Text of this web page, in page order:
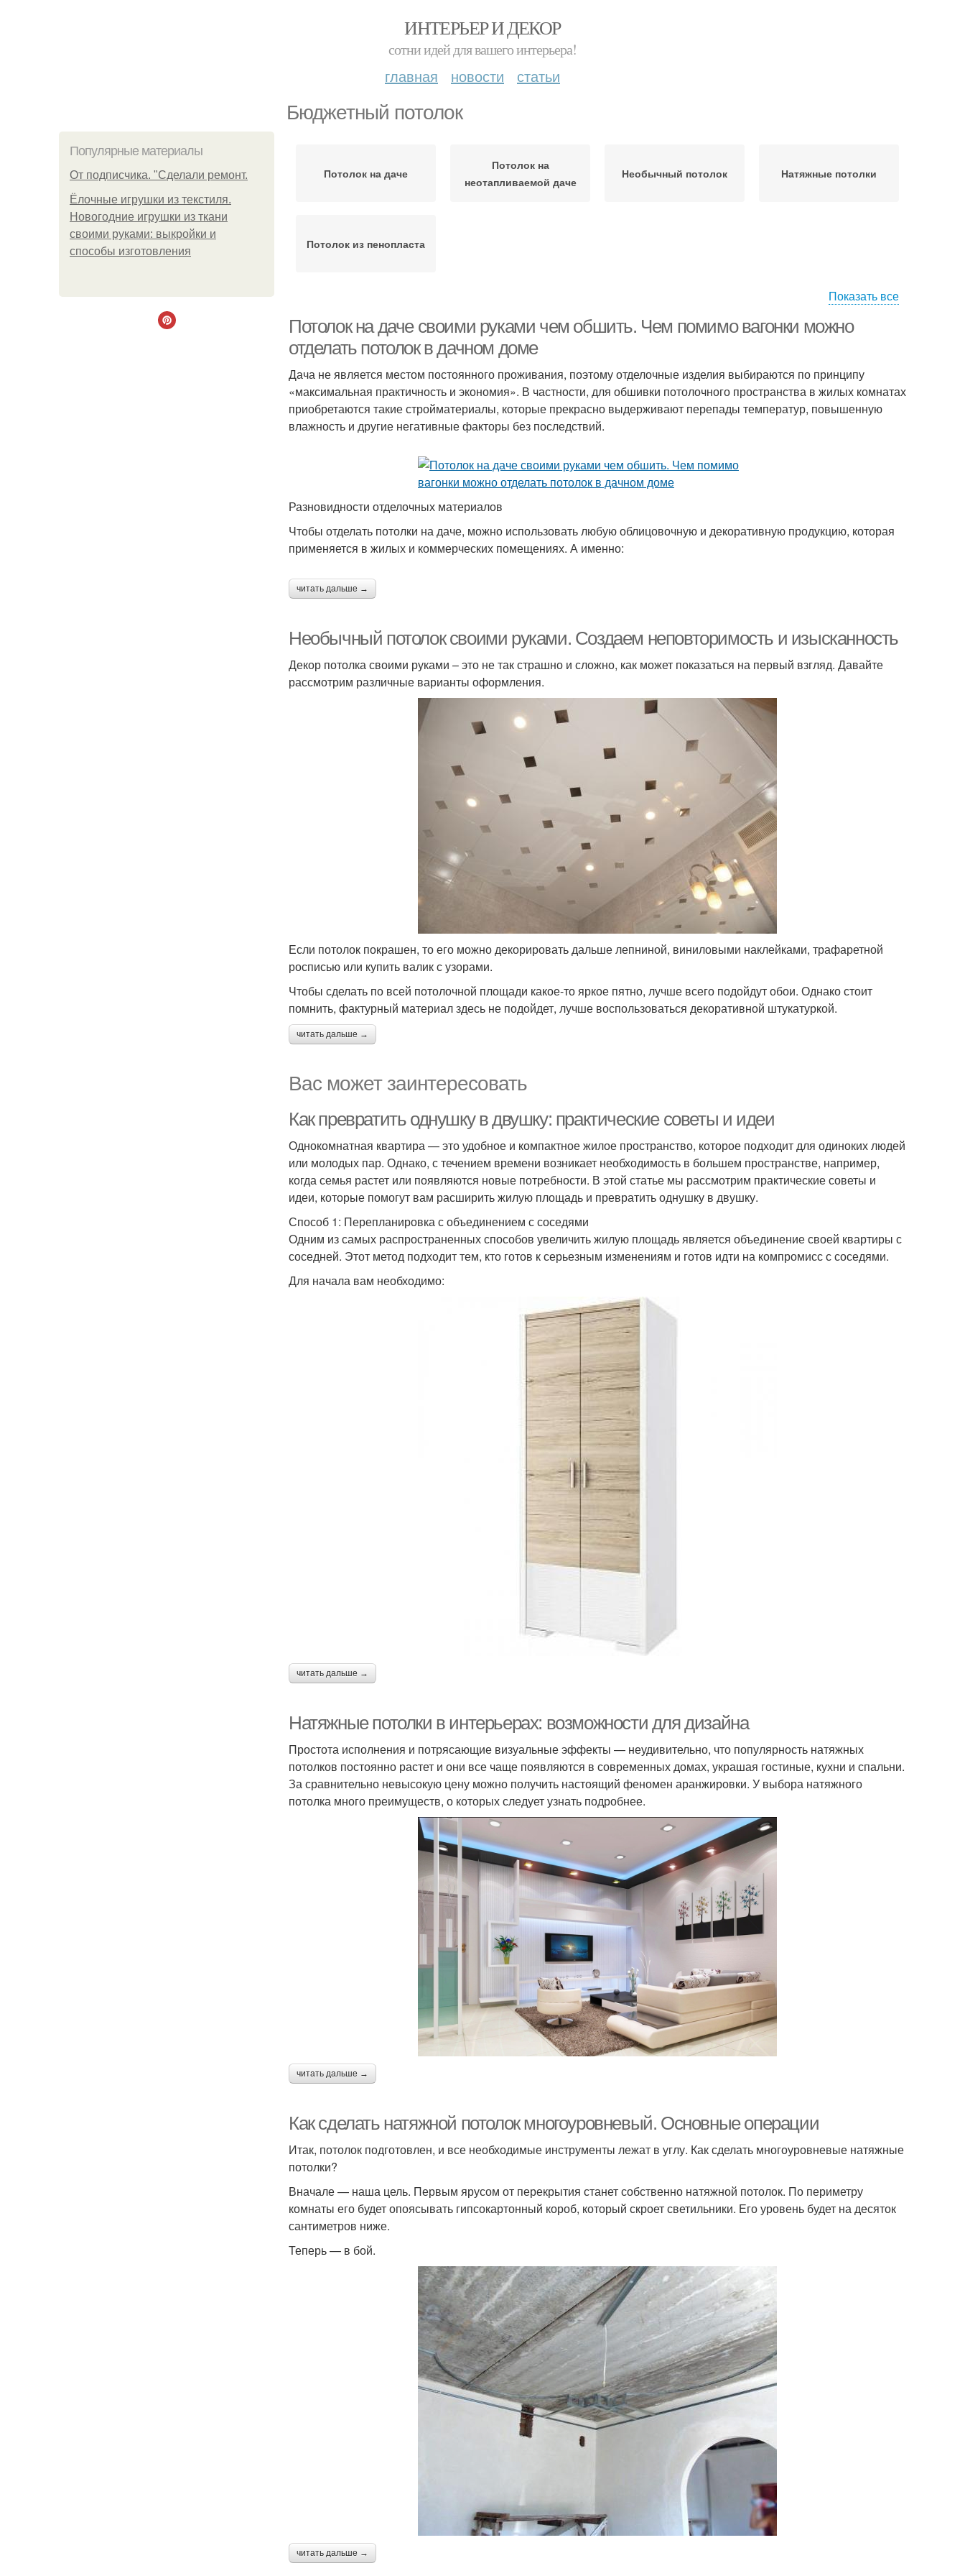
ИНТЕРЬЕР И ДЕКОР
сотни идей для вашего интерьера!
главная новости статьи
Бюджетный потолок
Популярные материалы
От подписчика. "Сделали ремонт.
Ёлочные игрушки из текстиля.
Новогодние игрушки из ткани
своими руками: выкройки и
способы изготовления
Потолок на даче
Потолок на
неотапливаемой даче
Необычный потолок Натяжные потолки
Потолок из пенопласта
Показать все
Потолок на даче своими руками чем обшить. Чем помимо вагонки можно
отделать потолок в дачном доме
Дача не является местом постоянного проживания, поэтому отделочные изделия выбираются по принципу
«максимальная практичность и экономия». В частности, для обшивки потолочного пространства в жилых комнатах
приобретаются такие стройматериалы, которые прекрасно выдерживают перепады температур, повышенную
влажность и другие негативные факторы без последствий.
Разновидности отделочных материалов
Чтобы отделать потолки на даче, можно использовать любую облицовочную и декоративную продукцию, которая
применяется в жилых и коммерческих помещениях. А именно:
читать дальше →
Необычный потолок своими руками. Создаем неповторимость и изысканность
Декор потолка своими руками – это не так страшно и сложно, как может показаться на первый взгляд. Давайте
рассмотрим различные варианты оформления.
Если потолок покрашен, то его можно декорировать дальше лепниной, виниловыми наклейками, трафаретной
росписью или купить валик с узорами.
Чтобы сделать по всей потолочной площади какое-то яркое пятно, лучше всего подойдут обои. Однако стоит
помнить, фактурный материал здесь не подойдет, лучше воспользоваться декоративной штукатуркой.
читать дальше →
Вас может заинтересовать
Как превратить однушку в двушку: практические советы и идеи
Однокомнатная квартира — это удобное и компактное жилое пространство, которое подходит для одиноких людей
или молодых пар. Однако, с течением времени возникает необходимость в большем пространстве, например,
когда семья растет или появляются новые потребности. В этой статье мы рассмотрим практические советы и
идеи, которые помогут вам расширить жилую площадь и превратить однушку в двушку.
Способ 1: Перепланировка с объединением с соседями
Одним из самых распространенных способов увеличить жилую площадь является объединение своей квартиры с
соседней. Этот метод подходит тем, кто готов к серьезным изменениям и готов идти на компромисс с соседями.
Для начала вам необходимо:
читать дальше →
Натяжные потолки в интерьерах: возможности для дизайна
Простота исполнения и потрясающие визуальные эффекты — неудивительно, что популярность натяжных
потолков постоянно растет и они все чаще появляются в современных домах, украшая гостиные, кухни и спальни.
За сравнительно невысокую цену можно получить настоящий феномен аранжировки. У выбора натяжного
потолка много преимуществ, о которых следует узнать подробнее.
читать дальше →
Как сделать натяжной потолок многоуровневый. Основные операции
Итак, потолок подготовлен, и все необходимые инструменты лежат в углу. Как сделать многоуровневые натяжные
потолки?
Вначале — наша цель. Первым ярусом от перекрытия станет собственно натяжной потолок. По периметру
комнаты его будет опоясывать гипсокартонный короб, который скроет светильники. Его уровень будет на десяток
сантиметров ниже.
Теперь — в бой.
читать дальше →